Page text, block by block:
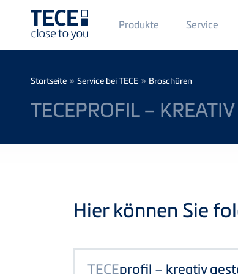
Main
Menü
1
Produkte Service
Breadcrumb
Startseite » Service bei TECE » Broschüren
TECEPROFIL –
Hier können Sie
TECEprofil – kreativ